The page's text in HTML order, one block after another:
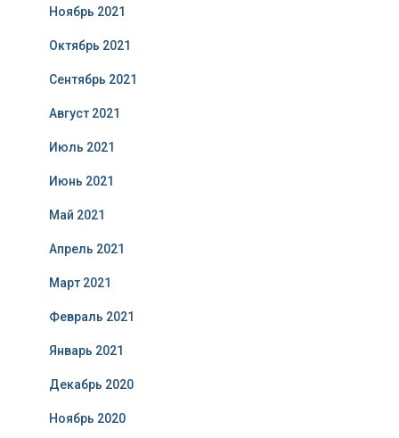
Ноябрь 2021
Октябрь 2021
Сентябрь 2021
Август 2021
Июль 2021
Июнь 2021
Май 2021
Апрель 2021
Март 2021
Февраль 2021
Январь 2021
Декабрь 2020
Ноябрь 2020